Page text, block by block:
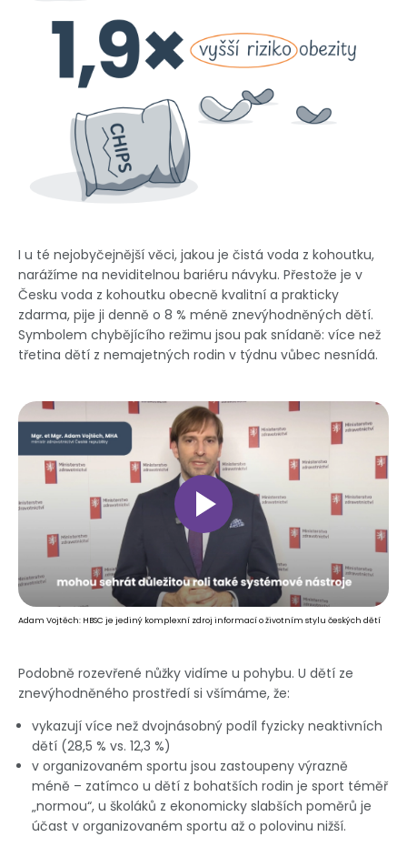
I u té nejobyčejnější věci, jakou je čistá voda z kohoutku,
narážíme na neviditelnou bariéru návyku. Přestože je v
Česku voda z kohoutku obecně kvalitní a prakticky
zdarma, pije ji denně o 8 % méně znevýhodněných dětí.
Symbolem chybějícího režimu jsou pak snídaně: více než
třetina dětí z nemajetných rodin v týdnu vůbec nesnídá.
Adam Vojtěch: HBSC je jediný komplexní zdroj informací o životním stylu českých dětí
Podobně rozevřené nůžky vidíme u pohybu. U dětí ze
znevýhodněného prostředí si všímáme, že:
vykazují více než dvojnásobný podíl fyzicky neaktivních
dětí (28,5 % vs. 12,3 %)
v organizovaném sportu jsou zastoupeny výrazně
méně – zatímco u dětí z bohatších rodin je sport téměř
„normou“, u školáků z ekonomicky slabších poměrů je
účast v organizovaném sportu až o polovinu nižší.